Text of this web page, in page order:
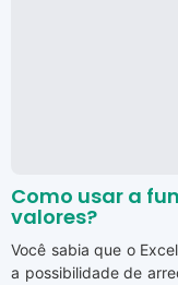
Como usar a
valores?
Você sabia que o
a possibilidade de